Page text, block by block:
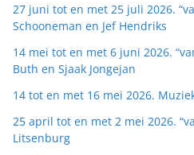
27 juni tot en met 25 juli 2026.
Schooneman en Jef Hendriks
14 mei tot en met 6 juni 2026.
Buth en Sjaak Jongejan
14 tot en met 16 mei 2026.
25 april tot en met 2 mei 2026.
Litsenburg